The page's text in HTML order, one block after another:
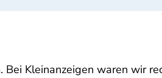
Kleinanzeigen waren wir